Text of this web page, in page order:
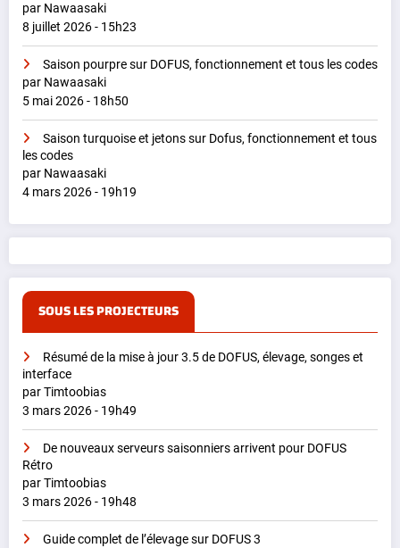
par Nawaasaki
8 juillet 2026 - 15h23
Saison pourpre sur DOFUS, fonctionnement et tous les codes
par Nawaasaki
5 mai 2026 - 18h50
Saison turquoise et jetons sur Dofus, fonctionnement et tous
les codes
par Nawaasaki
4 mars 2026 - 19h19
SOUS LES PROJECTEURS
Résumé de la mise à jour 3.5 de DOFUS, élevage, songes et
interface
par Timtoobias
3 mars 2026 - 19h49
De nouveaux serveurs saisonniers arrivent pour DOFUS
Rétro
par Timtoobias
3 mars 2026 - 19h48
Guide complet de l’élevage sur DOFUS 3